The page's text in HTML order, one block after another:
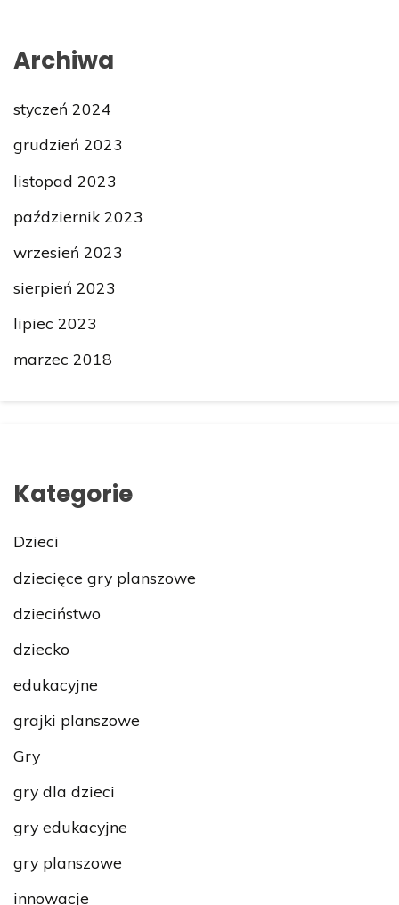
Archiwa
styczeń 2024
grudzień 2023
listopad 2023
październik 2023
wrzesień 2023
sierpień 2023
lipiec 2023
marzec 2018
Kategorie
Dzieci
dziecięce gry planszowe
dzieciństwo
dziecko
edukacyjne
grajki planszowe
Gry
gry dla dzieci
gry edukacyjne
gry planszowe
innowacje